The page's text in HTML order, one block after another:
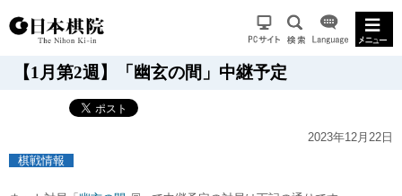
【1月第2週】「幽玄の間」中継予定
2023年12月22日
棋戦情報